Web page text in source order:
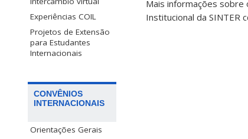
Experiências COIL
Projetos de Extensão
para Estudantes
Internacionais
CONVÊNIOS
INTERNACIONAIS
Orientações Gerais
Mais informações
Institucional da SINTER